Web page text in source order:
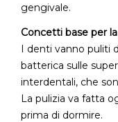
gengivale.
Concetti base per
I denti vanno puliti
batterica sulle
interdentali, che
La pulizia va fatta
prima di dormire.